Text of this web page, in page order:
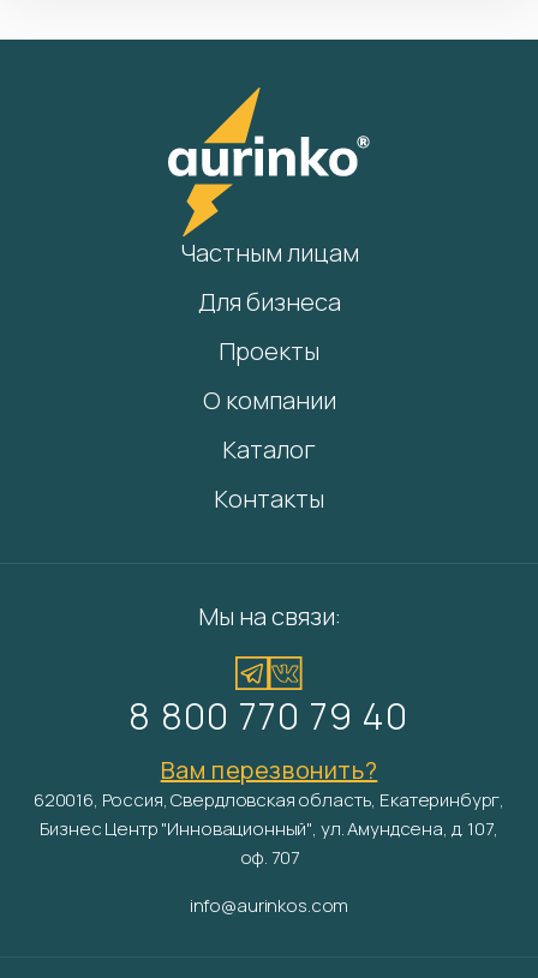
Частным лицам
Для бизнеса
Проекты
О компании
Каталог
Контакты
Мы на связи:
8 800 770 79 40
Вам перезвонить?
620016, Россия, Свердловская область, Екатеринбург,
Бизнес Центр "Инновационный", ул. Амундсена, д. 107,
оф. 707
info@aurinkos.com